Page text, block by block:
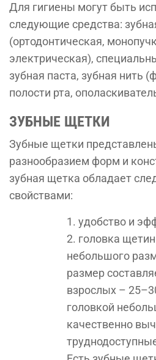
Для гигиены могут быть
следующие средства:
(ортодонтическая,
электрическая),
зубная паста, зубная нить
полости рта,
ЗУБНЫЕ ЩЕТКИ
Зубные щетки
разнообразием форм и
зубная щетка обладает
свойствами:
удобство и
головка
небольшого
размер
взрослых –
головкой
качественно